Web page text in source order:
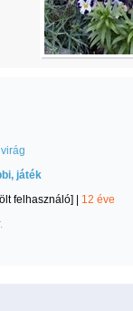
virág
játék
felhasználó]
12 éve